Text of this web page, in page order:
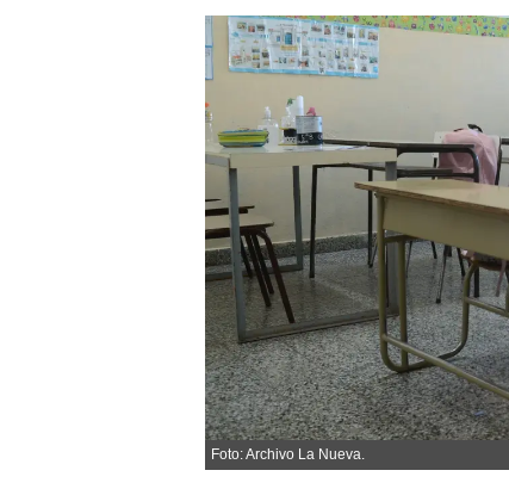
Arte y cultura
Economía y campo
Sociedad y tiempo libre
El tiempo
Fúnebres
Clasificados
Foto: Archivo La Nueva.